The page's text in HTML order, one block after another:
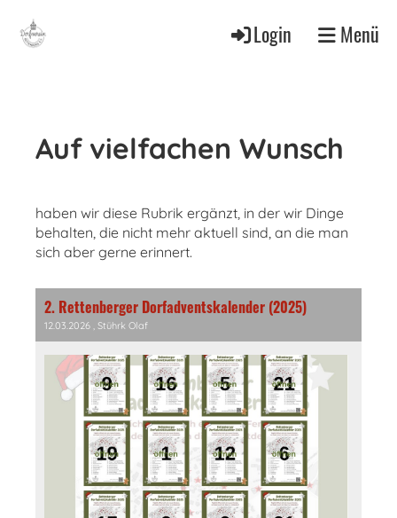
Login Menü
Auf vielfachen Wunsch
haben wir diese Rubrik ergänzt, in der wir Dinge
behalten, die nicht mehr aktuell sind, an die man
sich aber gerne erinnert.
2. Rettenberger Dorfadventskalender (2025)
12.03.2026 , Stührk Olaf